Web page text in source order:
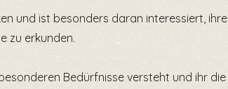
und ist besonders daran interessiert, ihre
zu erkunden.
Bedürfnisse versteht und ihr die